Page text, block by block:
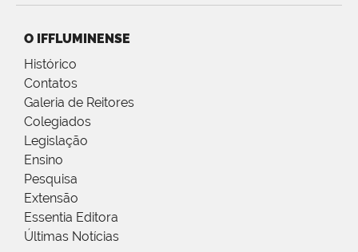
O IFFLUMINENSE
Histórico
Contatos
Galeria de Reitores
Colegiados
Legislação
Ensino
Pesquisa
Extensão
Essentia Editora
Últimas Notícias